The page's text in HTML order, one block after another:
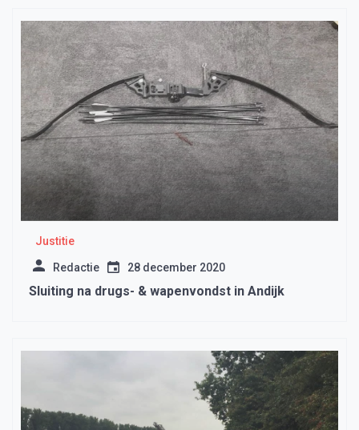
Justitie
Redactie 28 december 2020
Sluiting na drugs- & wapenvondst in Andijk